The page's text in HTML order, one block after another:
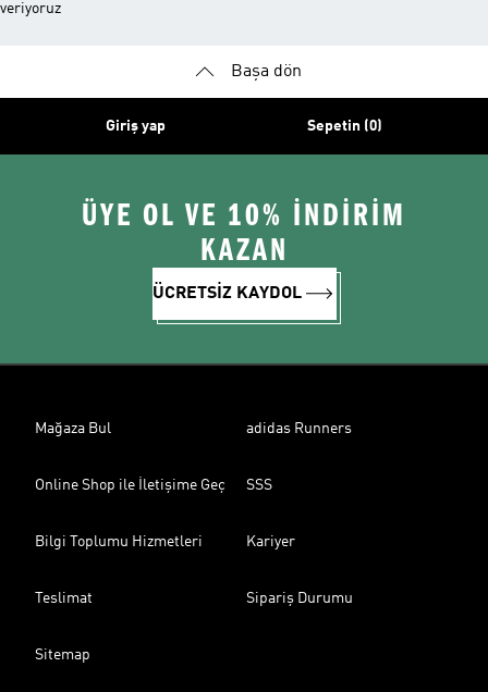
veriyoruz
Başa dön
Giriş yap Sepetin (0)
ÜYE OL VE 10% İNDİRİM
KAZAN
ÜCRETSİZ KAYDOL
Mağaza Bul adidas Runners
Online Shop ile İletişime Geç SSS
Bilgi Toplumu Hizmetleri Kariyer
Teslimat Sipariş Durumu
Sitemap